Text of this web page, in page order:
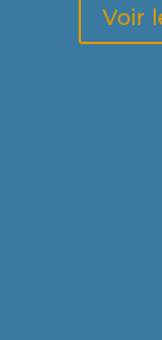
Voir